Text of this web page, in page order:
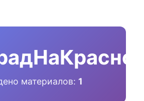
материалов: 1